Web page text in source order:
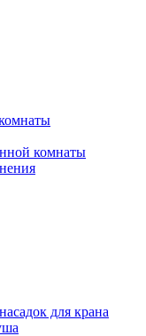
комнаты
для крана